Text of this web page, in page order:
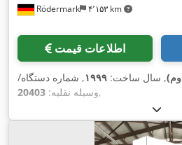
Rödermark ۴٬۱۵۳ km
اطلاعات قیمت
, سال ساخت: ۱۹۹۹, شماره دستگاه/
وسیله نقلیه: 20403 ,